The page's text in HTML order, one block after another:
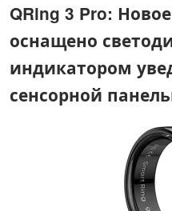
QRing 3 Pro:
оснащено
индикатором
сенсорной